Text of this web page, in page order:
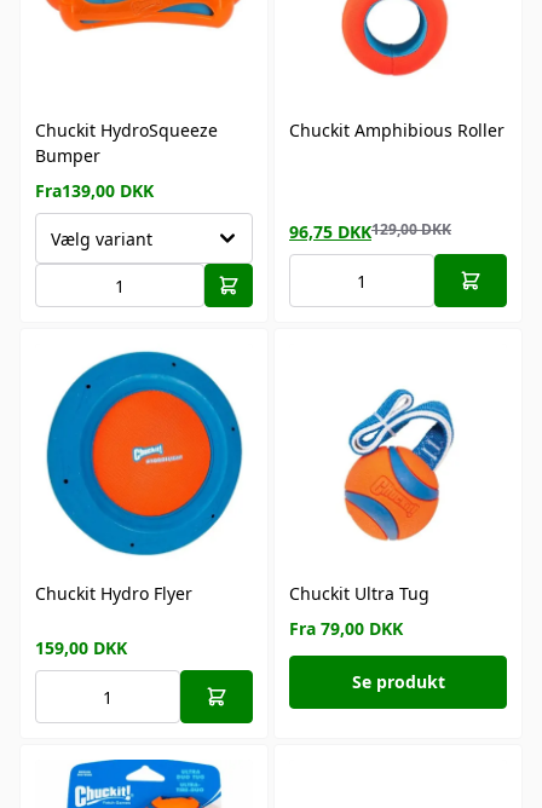
Chuckit HydroSqueeze
Bumper
Fra139,00 DKK
Vælg variant
Chuckit Amphibious Roller
96,75 DKK129,00DKK
Chuckit Hydro Flyer
159,00 DKK
Chuckit Ultra Tug
Fra 79,00 DKK
Se produkt